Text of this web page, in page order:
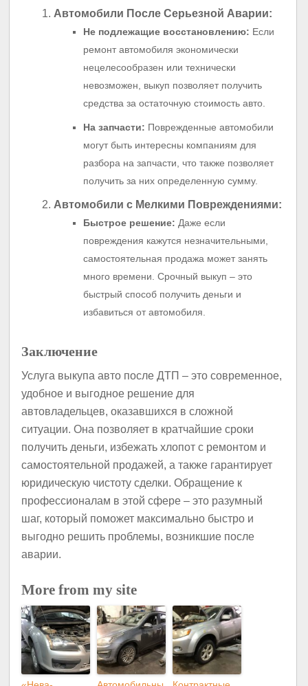
Автомобили После Серьезной Аварии:
Не подлежащие восстановлению: Если
ремонт автомобиля экономически
нецелесообразен или технически
невозможен, выкуп позволяет получить
средства за остаточную стоимость авто.
На запчасти: Поврежденные автомобили
могут быть интересны компаниям для
разбора на запчасти, что также позволяет
получить за них определенную сумму.
Автомобили с Мелкими Повреждениями:
Быстрое решение: Даже если
повреждения кажутся незначительными,
самостоятельная продажа может занять
много времени. Срочный выкуп – это
быстрый способ получить деньги и
избавиться от автомобиля.
Заключение
Услуга выкупа авто после ДТП – это современное,
удобное и выгодное решение для
автовладельцев, оказавшихся в сложной
ситуации. Она позволяет в кратчайшие сроки
получить деньги, избежать хлопот с ремонтом и
самостоятельной продажей, а также гарантирует
юридическую чистоту сделки. Обращение к
профессионалам в этой сфере – это разумный
шаг, который поможет максимально быстро и
выгодно решить проблемы, возникшие после
аварии.
More from my site